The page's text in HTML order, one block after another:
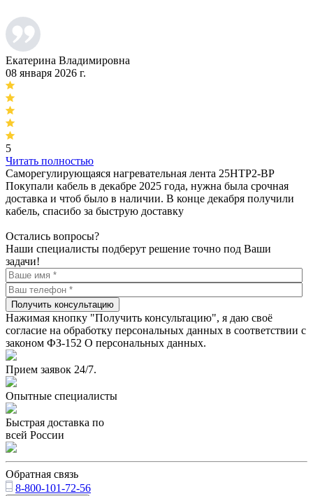
Екатерина Владимировна
08 января 2026 г.
5
Читать полностью
Саморегулирующаяся нагревательная лента 25НТР2-ВР
Покупали кабель в декабре 2025 года, нужна была срочная
доставка и чтоб было в наличии. В конце декабря получили
кабель, спасибо за быструю доставку
Остались вопросы?
Наши специалисты подберут решение точно под Ваши
задачи!
Получить консультацию
Нажимая кнопку "Получить консультацию", я даю своё
согласие на обработку персональных данных в соответствии с
законом ФЗ-152 О персональных данных.
Прием заявок 24/7.
Опытные специалисты
Быстрая доставка по
всей России
Обратная связь
8-800-101-72-56